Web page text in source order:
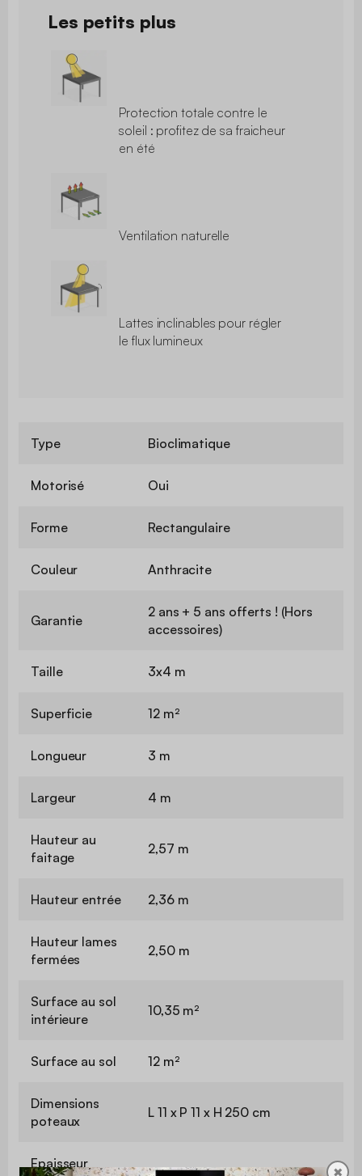
Les petits plus
Protection totale contre le
soleil : profitez de sa fraicheur
en été
Ventilation naturelle
Lattes inclinables pour régler
le flux lumineux
Type Bioclimatique
Motorisé Oui
Forme Rectangulaire
Couleur Anthracite
Garantie
2 ans + 5 ans offerts ! (Hors
accessoires)
Taille 3x4 m
Superficie 12 m²
Longueur 3 m
Largeur 4 m
Hauteur au
faitage
2,57 m
Hauteur entrée 2,36 m
Hauteur lames
fermées
2,50 m
Surface au sol
intérieure
10,35 m²
Surface au sol 12 m²
Dimensions
poteaux
L 11 x P 11 x H 250 cm
Epaisseur
1,4 / 1,5 mm ✖